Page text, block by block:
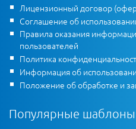
Лицензионный договор
Соглашение об
Правила оказания
пользователей
Политика
Информация об
Положение об обработке и
Популярные шаблоны